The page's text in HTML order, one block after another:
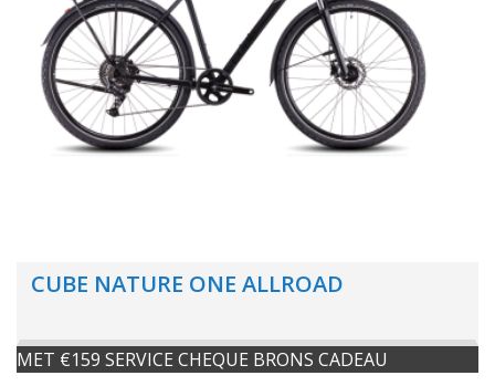
CUBE NATURE ONE ALLROAD
MET €159 SERVICE CHEQUE BRONS CADEAU